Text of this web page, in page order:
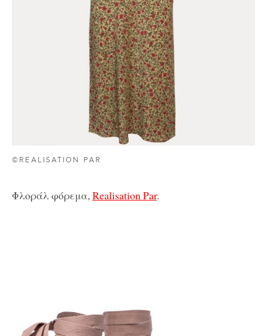
©REALISATION PAR
Φλοράλ φόρεμα,Realisation Par.